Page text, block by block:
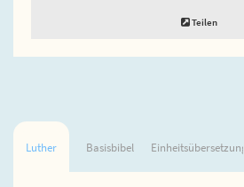
Teilen
Luther Basisbibel Einheitsübersetzung